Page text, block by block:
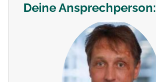
Deine Ansprechperson: